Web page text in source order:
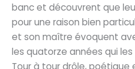
banc et découvrent que
pour une raison bien
et son maître évoquent
les quatorze années qui les
Tour à tour drôle, poétique